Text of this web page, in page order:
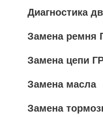
Диагностика
Замена ремня
Замена цепи
Замена масла
Замена